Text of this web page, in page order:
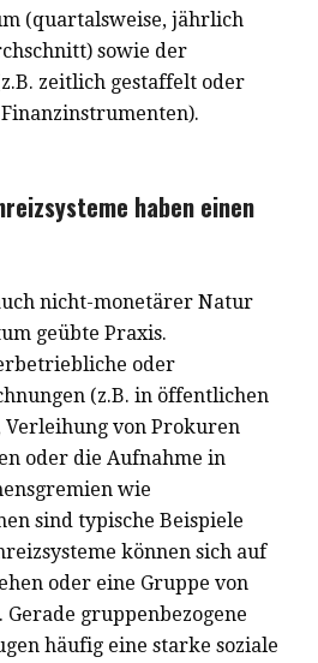
(quartalsweise, jährlich
sowie der
zeitlich gestaffelt oder
haben einen
nicht-monetärer Natur
geübte Praxis.
oder
(z.B. in öffentlichen
von Prokuren
oder die Aufnahme in
wie
sind typische Beispiele
können sich auf
oder eine Gruppe von
gruppenbezogene
häufig eine starke soziale